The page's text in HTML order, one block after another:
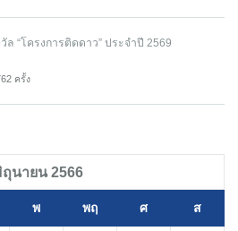
“โครงการติดดาว” ประจำปี 2569
ครั้ง
นายน 2566
พ พฤ ศ ส